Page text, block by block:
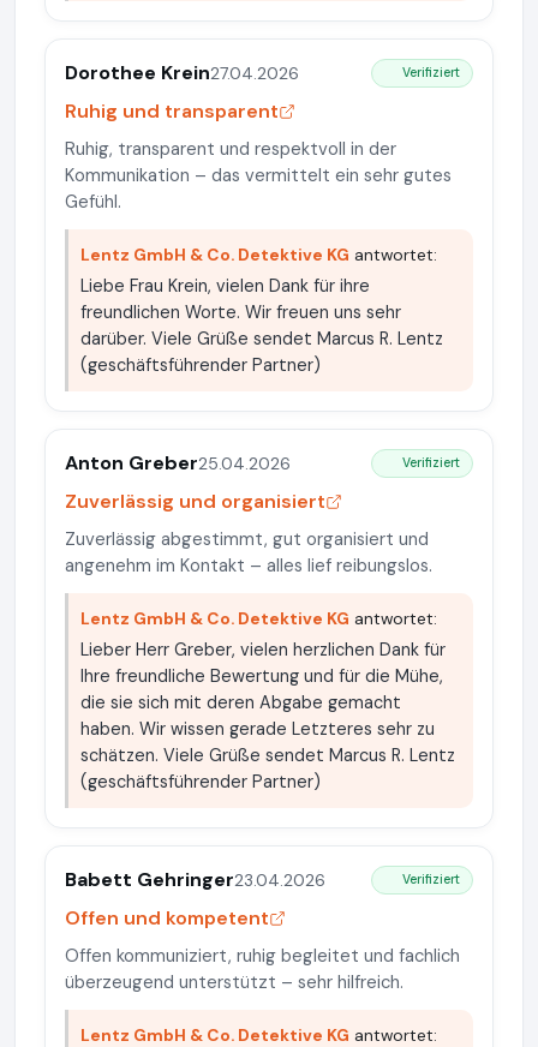
Dorothee Krein27.04.2026 Verifiziert
Ruhig und transparent
Ruhig, transparent und respektvoll in der
Kommunikation – das vermittelt ein sehr gutes
Gefühl.
Lentz GmbH & Co. Detektive KG antwortet:
Liebe Frau Krein, vielen Dank für ihre
freundlichen Worte. Wir freuen uns sehr
darüber. Viele Grüße sendet Marcus R. Lentz
(geschäftsführender Partner)
Anton Greber25.04.2026 Verifiziert
Zuverlässig und organisiert
Zuverlässig abgestimmt, gut organisiert und
angenehm im Kontakt – alles lief reibungslos.
Lentz GmbH & Co. Detektive KG antwortet:
Lieber Herr Greber, vielen herzlichen Dank für
Ihre freundliche Bewertung und für die Mühe,
die sie sich mit deren Abgabe gemacht
haben. Wir wissen gerade Letzteres sehr zu
schätzen. Viele Grüße sendet Marcus R. Lentz
(geschäftsführender Partner)
Babett Gehringer23.04.2026 Verifiziert
Offen und kompetent
Offen kommuniziert, ruhig begleitet und fachlich
überzeugend unterstützt – sehr hilfreich.
Lentz GmbH & Co. Detektive KG antwortet: